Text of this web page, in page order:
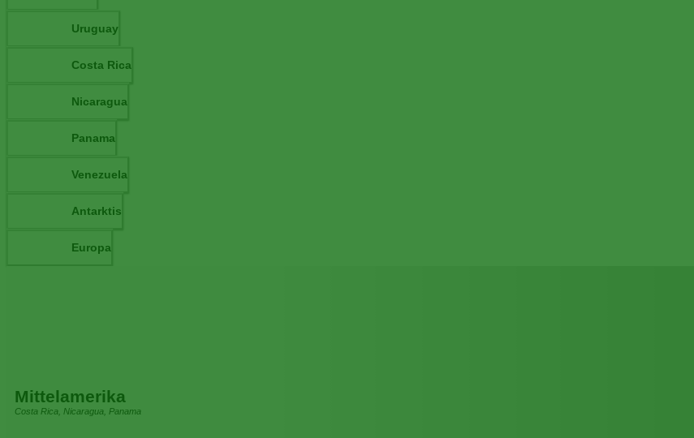
Uruguay
Costa Rica
Nicaragua
Panama
Venezuela
Antarktis
Europa
Mittelamerika
Costa Rica, Nicaragua, Panama